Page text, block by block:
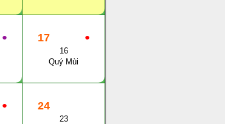
● ●
17
16
Quý Mùi
● 24
23